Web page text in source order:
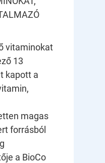
vitaminokat
13
kapott a
magas
forrásból
a BioCo